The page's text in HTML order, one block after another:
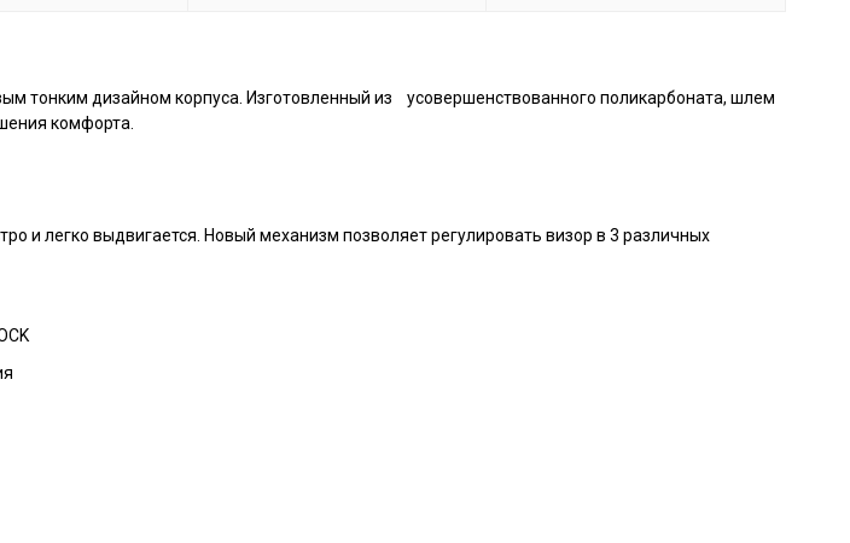
тонким дизайном корпуса. Изготовленный из усовершенствованного поликарбоната, шлем
комфорта.
и легко выдвигается. Новый механизм позволяет регулировать визор в 3 различных